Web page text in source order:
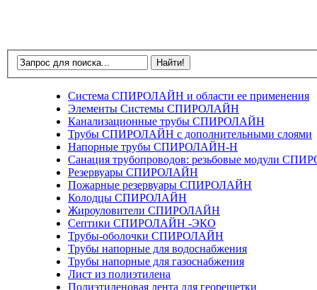
Система СПИРОЛАЙН и области ее применения
Элементы Системы СПИРОЛАЙН
Канализационные трубы СПИРОЛАЙН
Трубы СПИРОЛАЙН с дополнительными слоями
Напорные трубы СПИРОЛАЙН-Н
Санация трубопроводов: резьбовые модули
Резервуары СПИРОЛАЙН
Пожарные резервуары СПИРОЛАЙН
Колодцы СПИРОЛАЙН
Жироуловители СПИРОЛАЙН
Септики СПИРОЛАЙН -ЭКО
Трубы-оболочки СПИРОЛАЙН
Трубы напорные для водоснабжения
Трубы напорные для газоснабжения
Лист из полиэтилена
Полиэтиленовая лента для георешетки